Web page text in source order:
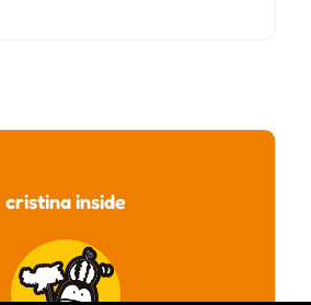
cristina inside